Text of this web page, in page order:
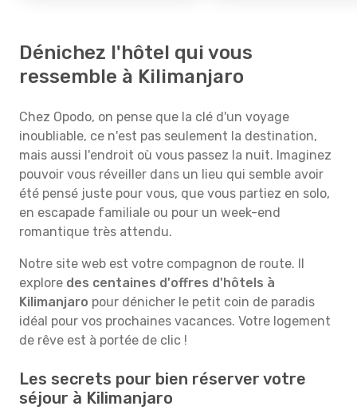
Dénichez l'hôtel qui vous
ressemble à Kilimanjaro
Chez Opodo, on pense que la clé d'un voyage
inoubliable, ce n'est pas seulement la destination,
mais aussi l'endroit où vous passez la nuit. Imaginez
pouvoir vous réveiller dans un lieu qui semble avoir
été pensé juste pour vous, que vous partiez en solo,
en escapade familiale ou pour un week-end
romantique très attendu.
Notre site web est votre compagnon de route. Il
explore des centaines d'offres d'hôtels à
Kilimanjaro pour dénicher le petit coin de paradis
idéal pour vos prochaines vacances. Votre logement
de rêve est à portée de clic !
Les secrets pour bien réserver votre
séjour à Kilimanjaro